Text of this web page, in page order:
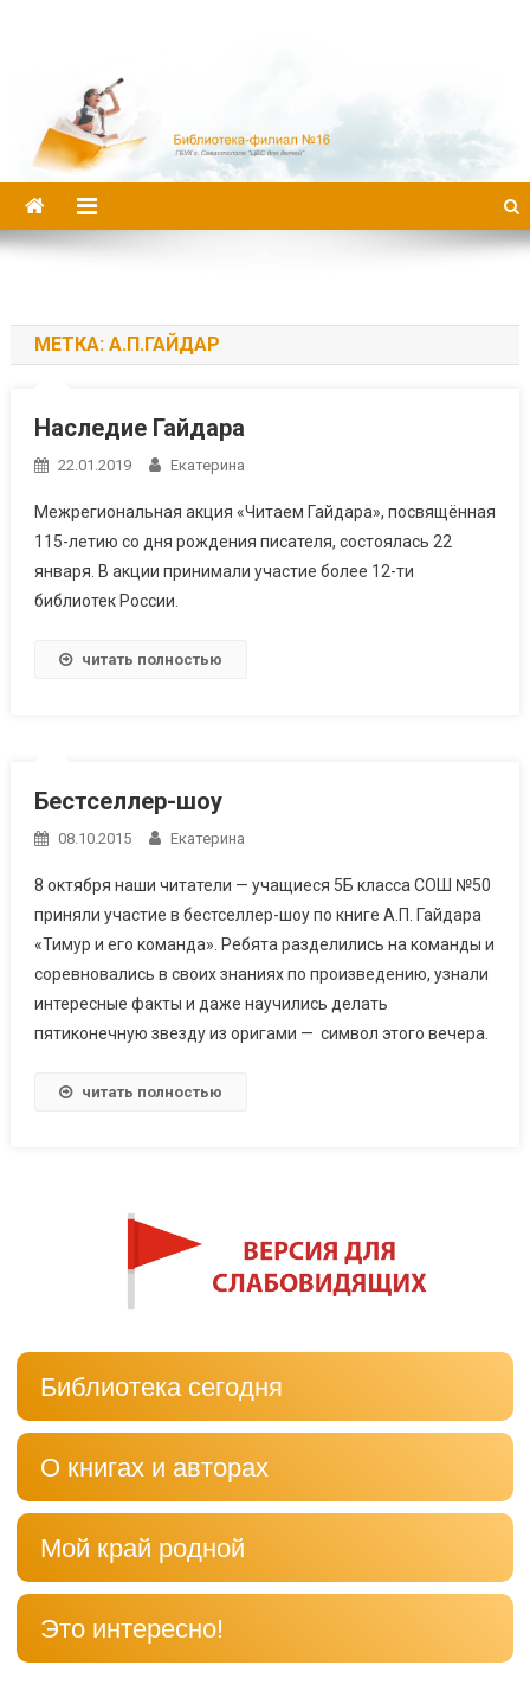
МЕТКА: А.П.ГАЙДАР
Наследие Гайдара
22.01.2019 Екатерина
Межрегиональная акция «Читаем Гайдара», посвящённая
115-летию со дня рождения писателя, состоялась 22
января. В акции принимали участие более 12-ти
библиотек России.
читать полностью
Бестселлер-шоу
08.10.2015 Екатерина
8 октября наши читатели — учащиеся 5Б класса СОШ №50
приняли участие в бестселлер-шоу по книге А.П. Гайдара
«Тимур и его команда». Ребята разделились на команды и
соревновались в своих знаниях по произведению, узнали
интересные факты и даже научились делать
пятиконечную звезду из оригами — символ этого вечера.
читать полностью
Библиотека сегодня
О книгах и авторах
Мой край родной
Это интересно!